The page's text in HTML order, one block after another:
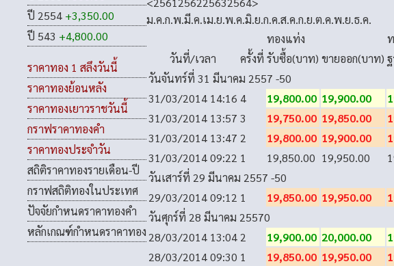
ปี 2554 +3,350.00
ปี 543 +4,800.00
ราคาทอง 1 สลึงวันนี้
ราคาทองย้อนหลัง
ราคาทองเยาวราชวันนี้
กราฟราคาทองคำ
ราคาทองประจำวัน
สถิติราคาทองรายเดือน-ปี
กราฟสถิติทองในประเทศ
ปัจจัยกำหนดราคาทองคำ
หลักเกณฑ์กำหนดราคาทอง
ม.ค.ก.พ.มี.ค.เม.ย.พ.ค.มิ.ย.ก.ค.ส.ค.ก.ย.ต.ค.พ.ย.ธ.ค.
ทองแท่ง
วันที่/เวลา
ครั้งที่ รับซื้อ(บาท) ขายออก(บาท)
วันจันทร์ที่ 31 มีนาคม 2557 -50
31/03/2014 14:16 4 19,800.00 19,900.00
31/03/2014 13:57 3 19,750.00 19,850.00
31/03/2014 13:47 2 19,800.00 19,900.00
31/03/2014 09:22 1 19,850.00 19,950.00
วันเสาร์ที่ 29 มีนาคม 2557 -50
29/03/2014 09:12 1 19,850.00 19,950.00
วันศุกร์ที่ 28 มีนาคม 25570
28/03/2014 13:04 2 19,900.00 20,000.00
28/03/2014 09:30 1 19,850.00 19,950.00